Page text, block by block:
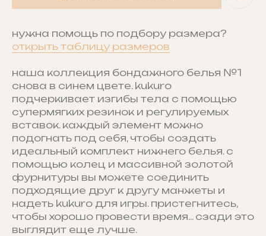
нужна помощь по подбору размера?
открыть таблицу размеров
наша коллекция бондажного белья №1
снова в синем цвете. kukuro
подчеркивает изгибы тела с помощью
супермягких резинок и регулируемых
вставок. каждый элемент можно
подогнать под себя, чтобы создать
идеальный комплект нижнего белья. с
помощью колец и массивной золотой
фурнитуры вы можете соединить
подходящие друг к другу манжеты и
надеть kukuro для игры. пристегнитесь,
чтобы хорошо провести время... сзади это
выглядит еще лучше.